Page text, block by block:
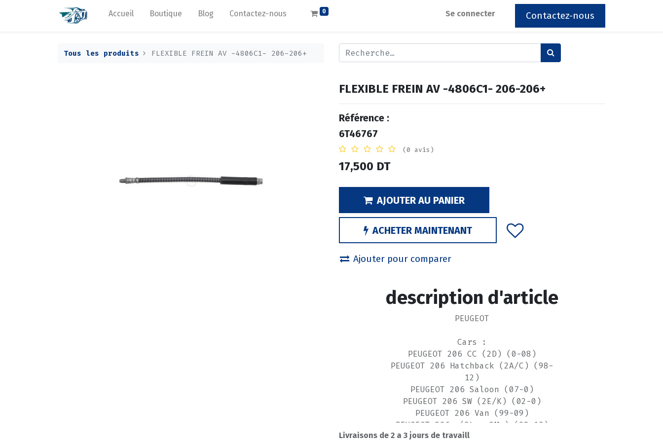
Accueil Boutique Blog Contactez-nous 0 Se connecter Contactez-nous
Tous les produits FLEXIBLE FREIN AV -4806C1- 206-206+
FLEXIBLE FREIN AV -4806C1- 206-206+
Référence :
6T46767
(0 avis)
17,500 DT
AJOUTER AU PANIER
ACHETER MAINTENANT
Ajouter pour comparer
description d'article
PEUGEOT
Cars :
PEUGEOT 206 CC (2D) (0-08)
PEUGEOT 206 Hatchback (2A/C) (98-
12)
PEUGEOT 206 Saloon (07-0)
PEUGEOT 206 SW (2E/K) (02-0)
PEUGEOT 206 Van (99-09)
PEUGEOT 206+ (2L_, 2M_) (09-13)
Livraisons de 2 a 3 jours de travaill